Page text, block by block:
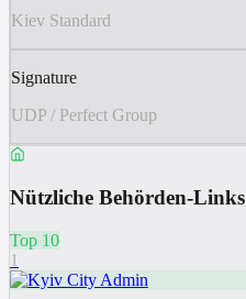
Kiev Standard
Signature
UDP / Perfect Group
Nützliche Behörden-Links
Top 10
1